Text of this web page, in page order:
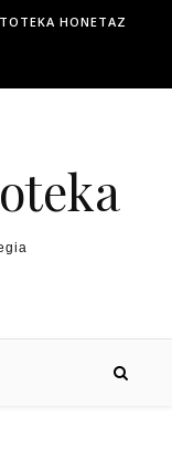
HONETAZ